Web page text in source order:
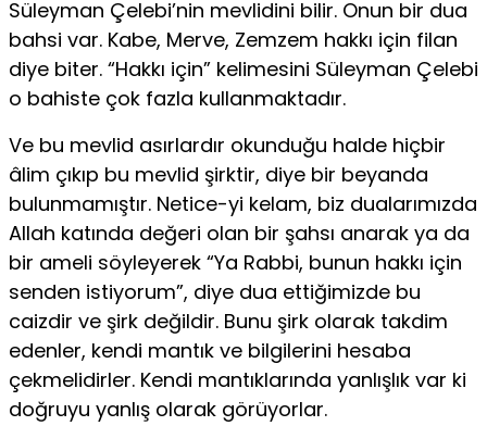
Süleyman Çelebi’nin mevlidini bilir. Onun bir dua
bahsi var. Kabe, Merve, Zemzem hakkı için filan
diye biter. “Hakkı için” kelimesini Süleyman Çelebi
o bahiste çok fazla kullanmaktadır.
Ve bu mevlid asırlardır okunduğu halde hiçbir
âlim çıkıp bu mevlid şirktir, diye bir beyanda
bulunmamıştır. Netice-yi kelam, biz dualarımızda
Allah katında değeri olan bir şahsı anarak ya da
bir ameli söyleyerek “Ya Rabbi, bunun hakkı için
senden istiyorum”, diye dua ettiğimizde bu
caizdir ve şirk değildir. Bunu şirk olarak takdim
edenler, kendi mantık ve bilgilerini hesaba
çekmelidirler. Kendi mantıklarında yanlışlık var ki
doğruyu yanlış olarak görüyorlar.